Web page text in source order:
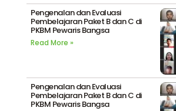
Pengenalan dan Evaluasi
Pembelajaran Paket B dan C di
PKBM Pewaris Bangsa
Read More »
Pengenalan dan Evaluasi
Pembelajaran Paket B dan C di
PKBM Pewaris Bangsa